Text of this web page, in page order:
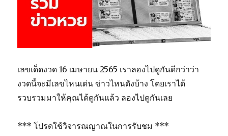
เลขเด็ดงวด 16 เมษายน 2565 เราลองไปดูกันดีกว่าว่า
งวดนี้จะมีเลขไหนเด่น ข่าวไหนดังบ้าง โดยเราได้
รวบรวมมาให้คุณได้ดูกันแล้ว ลองไปดูกันเลย
*** โปรดใช้วิจารณญาณในการรับชม ***